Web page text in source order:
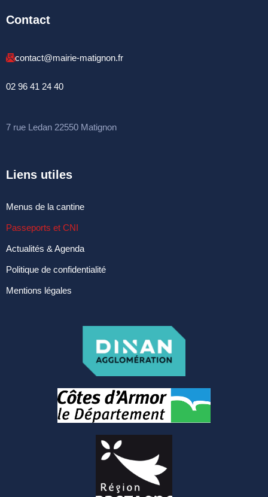
Contact
contact@mairie-matignon.fr
02 96 41 24 40
7 rue Ledan 22550 Matignon
Liens utiles
Menus de la cantine
Passeports et CNI
Actualités & Agenda
Politique de confidentialité
Mentions légales